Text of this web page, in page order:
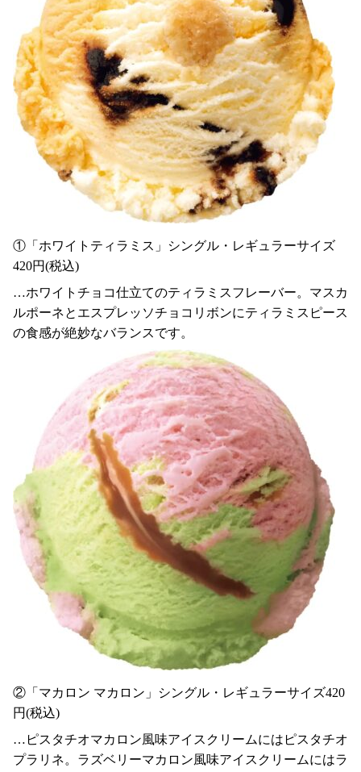
①「ホワイトティラミス」シングル・レギュラーサイズ
420円(税込)
…ホワイトチョコ仕立てのティラミスフレーバー。マスカ
ルポーネとエスプレッソチョコリボンにティラミスピース
の食感が絶妙なバランスです。
②「マカロン マカロン」シングル・レギュラーサイズ420
円(税込)
…ピスタチオマカロン風味アイスクリームにはピスタチオ
プラリネ。ラズベリーマカロン風味アイスクリームにはラ